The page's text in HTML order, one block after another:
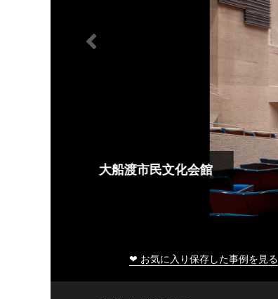
大船渡市民文化会館
❤ お気に入り保存した事例を見る